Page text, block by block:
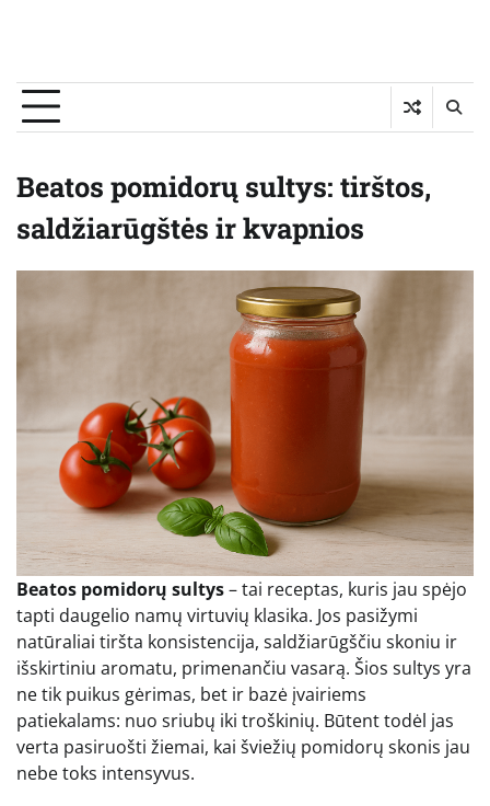
Beatos pomidorų sultys: tirštos,
saldžiarūgštės ir kvapnios
Beatos pomidorų sultys– tai receptas, kuris jau spėjo
tapti daugelio namų virtuvių klasika. Jos pasižymi
natūraliai tiršta konsistencija, saldžiarūgščiu skoniu ir
išskirtiniu aromatu, primenančiu vasarą. Šios sultys yra
ne tik puikus gėrimas, bet ir bazė įvairiems
patiekalams: nuo sriubų iki troškinių. Būtent todėl jas
verta pasiruošti žiemai, kai šviežių pomidorų skonis jau
nebe toks intensyvus.